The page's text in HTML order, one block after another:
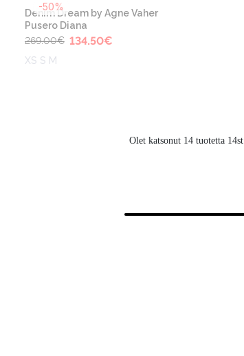
-50%
Denim Dream by Agne Vaher
Pusero Diana
269.00€ 134.50€
XS S M
Olet katsonut 14 tuotetta 14st